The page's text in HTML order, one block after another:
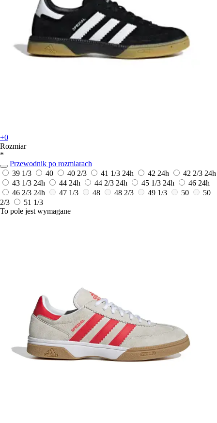
+0
Rozmiar
*
Przewodnik po rozmiarach
39 1/3
40 40 2/3 41 1/3 24h 42 24h 42 2/3 24h
43 1/3 24h 44 24h 44 2/3 24h 45 1/3 24h 46 24h
46 2/3 24h 47 1/3 48 48 2/3 49 1/3 50
50
2/3
51 1/3
To pole jest wymagane